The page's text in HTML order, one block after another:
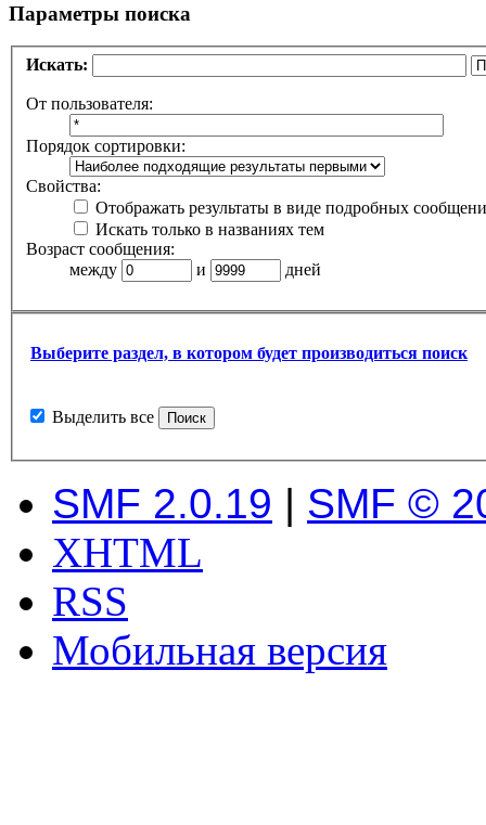
Параметры поиска
Искать:
От пользователя:
Порядок сортировки:
Свойства:
Отображать результаты в виде подробных
Искать только в названиях тем
Возраст сообщения:
между
и дней
Выберите раздел, в котором будет производиться поиск
Выделить все
SMF 2.0.19 | SMF ©
XHTML
RSS
Мобильная версия